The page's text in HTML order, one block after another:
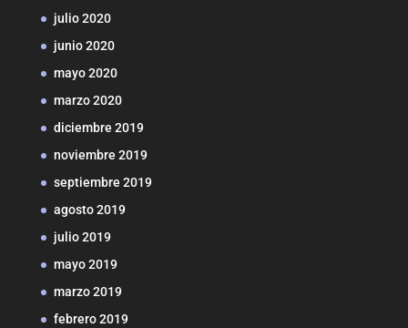
julio 2020
junio 2020
mayo 2020
marzo 2020
diciembre 2019
noviembre 2019
septiembre 2019
agosto 2019
julio 2019
mayo 2019
marzo 2019
febrero 2019